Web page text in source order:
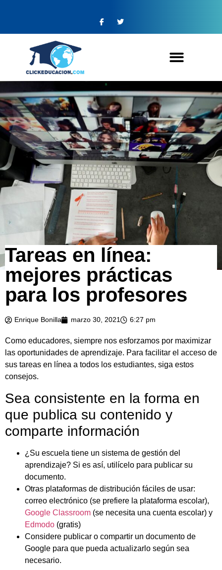
Tareas en línea:
mejores prácticas
para los profesores
Enrique Bonilla marzo 30, 2021 6:27 pm
Como educadores, siempre nos esforzamos por maximizar
las oportunidades de aprendizaje. Para facilitar el acceso de
sus tareas en línea a todos los estudiantes, siga estos
consejos.
Sea consistente en la forma en
que publica su contenido y
comparte información
¿Su escuela tiene un sistema de gestión del
aprendizaje? Si es así, utilícelo para publicar su
documento.
Otras plataformas de distribución fáciles de usar:
correo electrónico (se prefiere la plataforma escolar),
Google Classroom (se necesita una cuenta escolar) y
Edmodo (gratis)
Considere publicar o compartir un documento de
Google para que pueda actualizarlo según sea
necesario.